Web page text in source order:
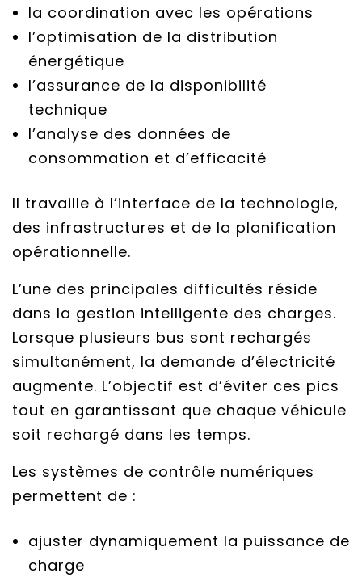
la coordination avec les opérations
l’optimisation de la distribution
énergétique
l’assurance de la disponibilité
technique
l’analyse des données de
consommation et d’efficacité
Il travaille à l’interface de la technologie,
des infrastructures et de la planification
opérationnelle.
L’une des principales difficultés réside
dans la gestion intelligente des charges.
Lorsque plusieurs bus sont rechargés
simultanément, la demande d’électricité
augmente. L’objectif est d’éviter ces pics
tout en garantissant que chaque véhicule
soit rechargé dans les temps.
Les systèmes de contrôle numériques
permettent de :
ajuster dynamiquement la puissance de
charge